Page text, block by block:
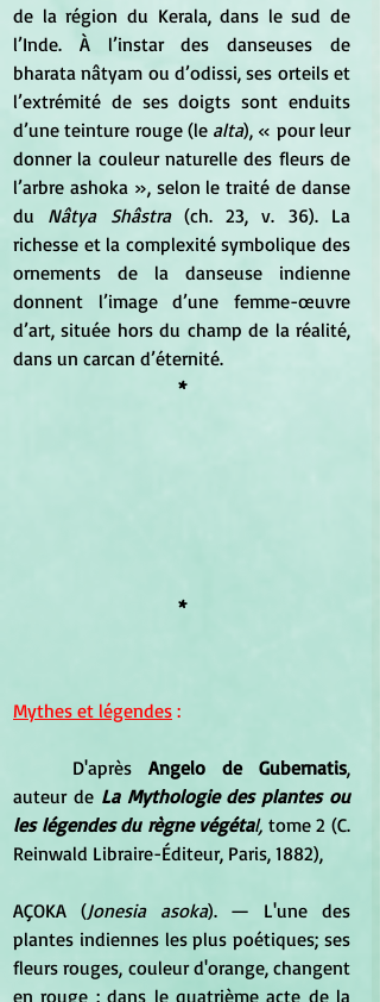
de la région du Kerala, dans le sud de
l’Inde. À l’instar des danseuses de
bharata nâtyam ou d’odissi, ses orteils et
l’extrémité de ses doigts sont enduits
d’une teinture rouge (le alta), « pour leur
donner la couleur naturelle des fleurs de
l’arbre ashoka », selon le traité de danse
du Nâtya Shâstra (ch. 23, v. 36). La
richesse et la complexité symbolique des
ornements de la danseuse indienne
donnent l’image d’une femme-œuvre
d’art, située hors du champ de la réalité,
dans un carcan d’éternité.
*
*
Mythes et légendes :
	D'après
Angelo de Gubernatis,
auteur de La Mythologie des plantes ou
les légendes du règne végétal, tome 2 (C.
Reinwald Libraire-Éditeur, Paris, 1882),
AÇOKA (Jonesia asoka). — L'une des
plantes indiennes les plus poétiques; ses
fleurs rouges, couleur d'orange, changent
en rouge : dans le quatrième acte de la